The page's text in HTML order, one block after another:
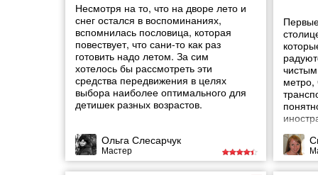
Несмотря на то, что на дворе лето и
снег остался в воспоминаниях,
вспомнилась пословица, которая
повествует, что сани-то как раз
готовить надо летом. За сим
хотелось бы рассмотреть эти
средства передвижения в целях
выбора наиболее оптимального для
детишек разных возрастов.
Ольга Слесарчук
Мастер
метро,